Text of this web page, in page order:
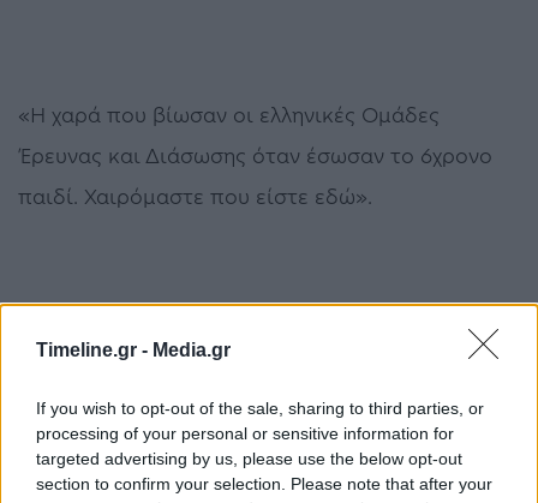
Timeline.gr - Media.gr
If you wish to opt-out of the sale, sharing to third parties, or
processing of your personal or sensitive information for
targeted advertising by us, please use the below opt-out
section to confirm your selection. Please note that after your
«Η χαρά που βίωσαν οι ελληνικές Ομάδες
Έρευνας και Διάσωσης όταν έσωσαν το 6χρονο
παιδί. Χαιρόμαστε που είστε εδώ».